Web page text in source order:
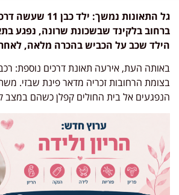
גל התאונות נמשך:
ברחוב בלקינד שבשכונת שרונה, נפגע
הילד שכב על הכביש בהכרה מלאה, לאחר
באותה העת, אירעה תאונת דרכים נוספת:
בצומת הרחובות זכריה מדאר פינת שבזי.
הנפגעים אל בית החולים קפלן כשהם במצב